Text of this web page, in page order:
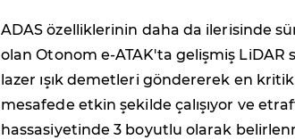
ADAS özelliklerinin daha da ilerisinde
olan Otonom e-ATAK'ta gelişmiş LiDAR
lazer ışık demetleri göndererek en
mesafede etkin şekilde çalışıyor ve
hassasiyetinde 3 boyutlu olarak